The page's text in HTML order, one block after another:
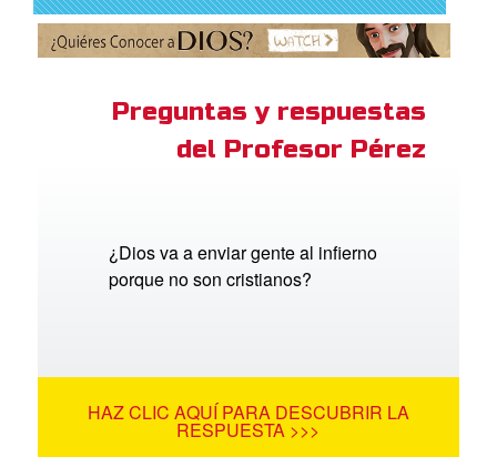
Preguntas y respuestas
del Profesor Pérez
¿Dios va a enviar gente al infierno
porque no son cristianos?
HAZ CLIC AQUÍ PARA DESCUBRIR LA
RESPUESTA >>>